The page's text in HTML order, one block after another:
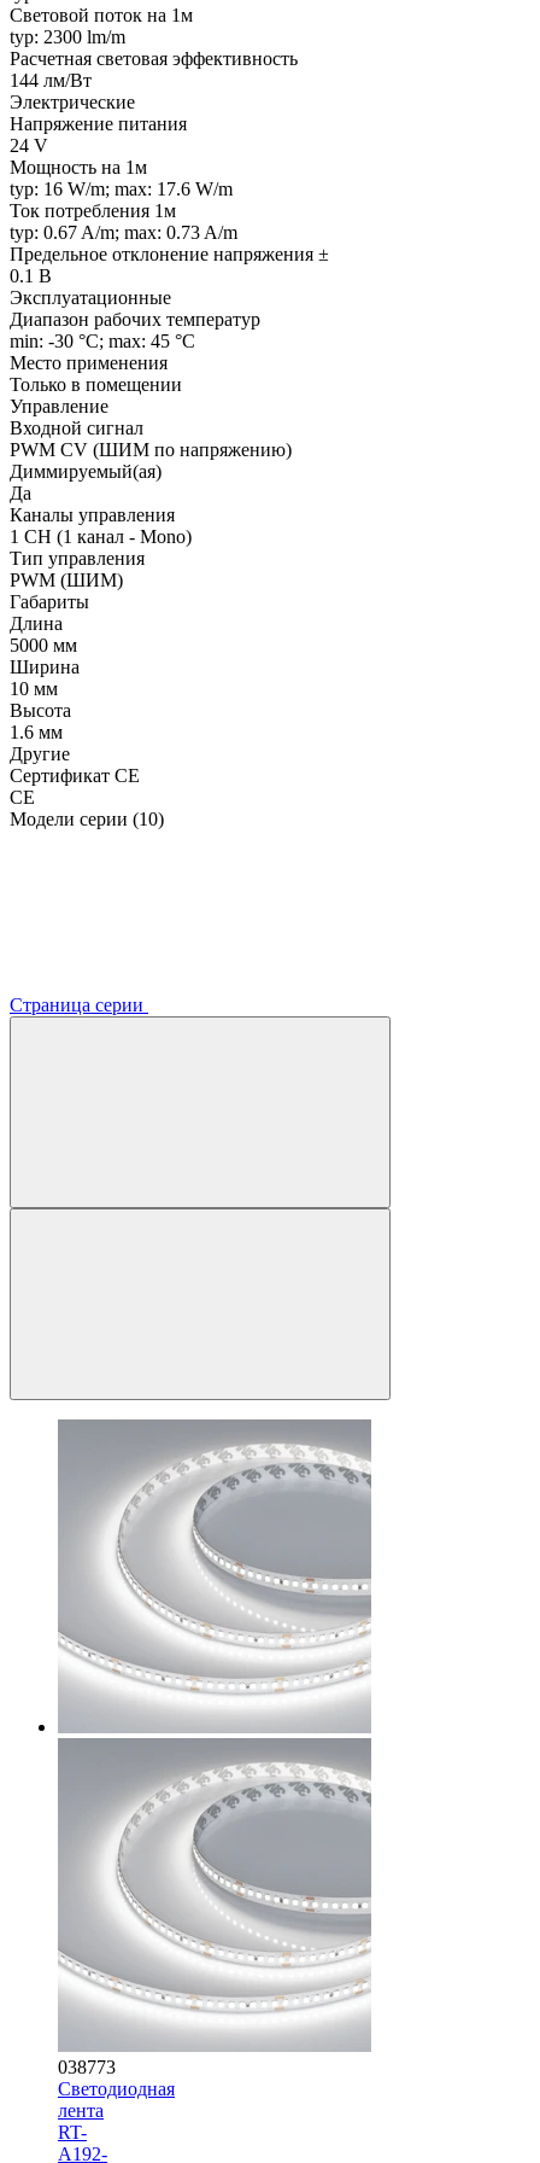
Световой поток на 1м
typ: 2300 lm/m
Расчетная световая эффективность
144 лм/Вт
Электрические
Напряжение питания
24 V
Мощность на 1м
typ: 16 W/m; max: 17.6 W/m
Ток потребления 1м
typ: 0.67 A/m; max: 0.73 A/m
Предельное отклонение напряжения ±
0.1 В
Эксплуатационные
Диапазон рабочих температур
min: -30 °C; max: 45 °C
Место применения
Только в помещении
Управление
Входной сигнал
PWM СV (ШИМ по напряжению)
Диммируемый(ая)
Да
Каналы управления
1 CH (1 канал - Mono)
Тип управления
PWM (ШИМ)
Габариты
Длина
5000 мм
Ширина
10 мм
Высота
1.6 мм
Другие
Сертификат CE
CE
Модели серии (10)
Страница серии
038773
Светодиодная
лента
RT-
A192-